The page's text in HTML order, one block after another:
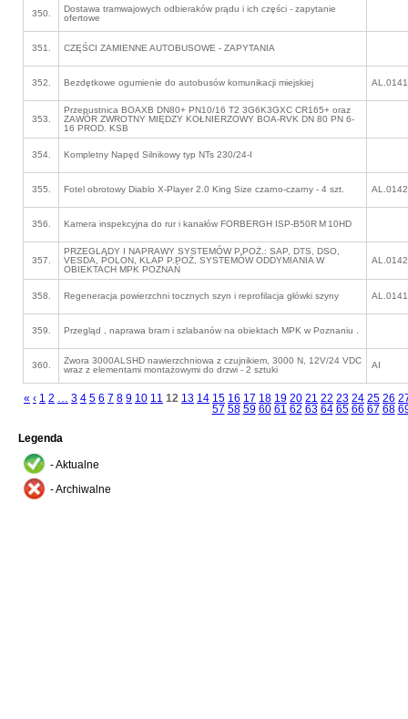
350.
Dostawa tramwajowych odbieraków prądu i ich części - zapytanie
ofertowe
351. CZĘŚCI ZAMIENNE AUTOBUSOWE - ZAPYTANIA
352. Bezdętkowe ogumienie do autobusów komunikacji miejskiej
353.
Przepustnica BOAXB DN80+ PN10/16 T2 3G6K3GXC CR165+ oraz
ZAWÓR ZWROTNY MIĘDZY KOŁNIERZOWY BOA-RVK DN 80 PN 6-
16 PROD. KSB
354. Kompletny Napęd Silnikowy typ NTs 230/24-I
355. Fotel obrotowy Diablo X-Player 2.0 King Size czarno-czarny - 4 szt.
356. Kamera inspekcyjna do rur i kanałów FORBERGH ISP‑B50R M 10HD
357.
PRZEGLĄDY I NAPRAWY SYSTEMÓW P.POŻ.: SAP, DTS, DSO,
VESDA, POLON, KLAP P.POŻ, SYSTEMÓW ODDYMIANIA W
OBIEKTACH MPK POZNAŃ
358. Regeneracja powierzchni tocznych szyn i reprofilacja główki szyny
359. Przegląd , naprawa bram i szlabanów na obiektach MPK w Poznaniu .
360.
Zwora 3000ALSHD nawierzchniowa z czujnikiem, 3000 N, 12V/24 VDC
wraz z elementami montażowymi do drzwi - 2 sztuki
AI
« ‹ 1 2 … 3 4 5 6 7 8 9 10 11 12 13 14 15 16 17 18 19 20 21 22 23 24 25 26
57 58 59 60 61 62 63 64 65 66 67 68
Legenda
- Aktualne
- Archiwalne